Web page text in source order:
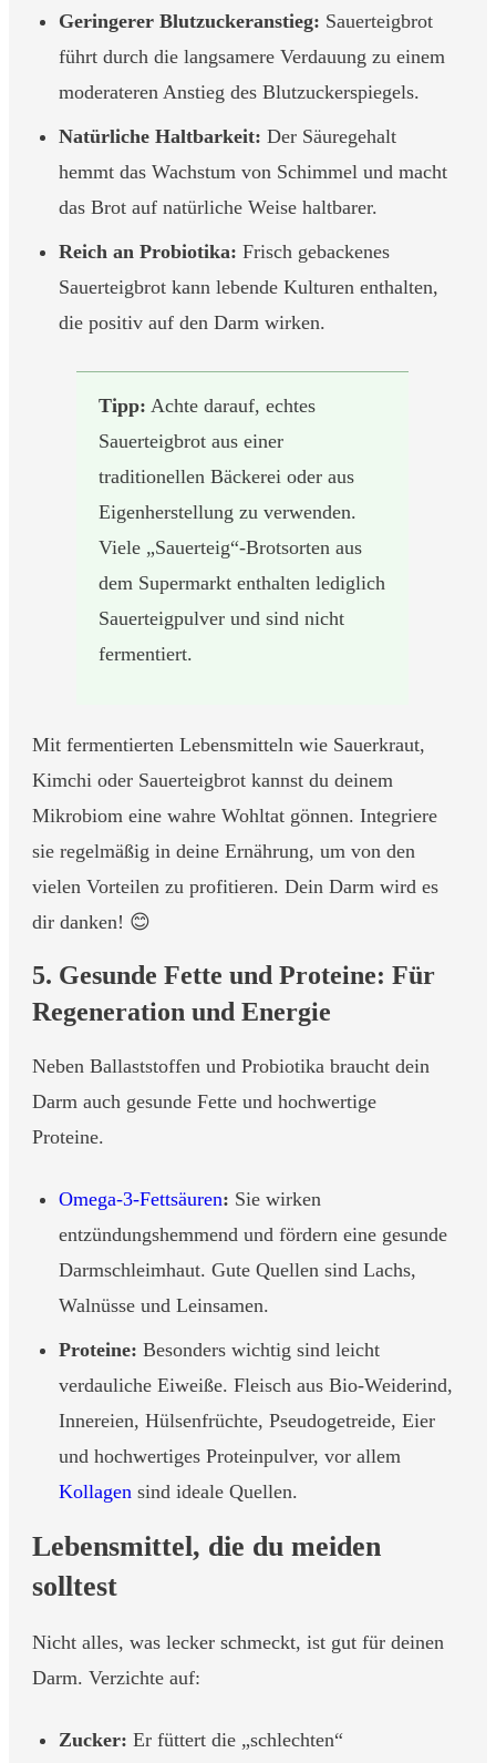
Geringerer Blutzuckeranstieg: Sauerteigbrot
führt durch die langsamere Verdauung zu einem
moderateren Anstieg des Blutzuckerspiegels.
Natürliche Haltbarkeit: Der Säuregehalt
hemmt das Wachstum von Schimmel und macht
das Brot auf natürliche Weise haltbarer.
Reich an Probiotika: Frisch gebackenes
Sauerteigbrot kann lebende Kulturen enthalten,
die positiv auf den Darm wirken.
Tipp: Achte darauf, echtes
Sauerteigbrot aus einer
traditionellen Bäckerei oder aus
Eigenherstellung zu verwenden.
Viele „Sauerteig“-Brotsorten aus
dem Supermarkt enthalten lediglich
Sauerteigpulver und sind nicht
fermentiert.
Mit fermentierten Lebensmitteln wie Sauerkraut,
Kimchi oder Sauerteigbrot kannst du deinem
Mikrobiom eine wahre Wohltat gönnen. Integriere
sie regelmäßig in deine Ernährung, um von den
vielen Vorteilen zu profitieren. Dein Darm wird es
dir danken! 😊
5. Gesunde Fette und Proteine: Für
Regeneration und Energie
Neben Ballaststoffen und Probiotika braucht dein
Darm auch gesunde Fette und hochwertige
Proteine.
Omega-3-Fettsäuren: Sie wirken
entzündungshemmend und fördern eine gesunde
Darmschleimhaut. Gute Quellen sind Lachs,
Walnüsse und Leinsamen.
Proteine: Besonders wichtig sind leicht
verdauliche Eiweiße. Fleisch aus Bio-Weiderind,
Innereien, Hülsenfrüchte, Pseudogetreide, Eier
und hochwertiges Proteinpulver, vor allem
Kollagen sind ideale Quellen.
Lebensmittel, die du meiden
solltest
Nicht alles, was lecker schmeckt, ist gut für deinen
Darm. Verzichte auf:
Zucker: Er füttert die „schlechten“